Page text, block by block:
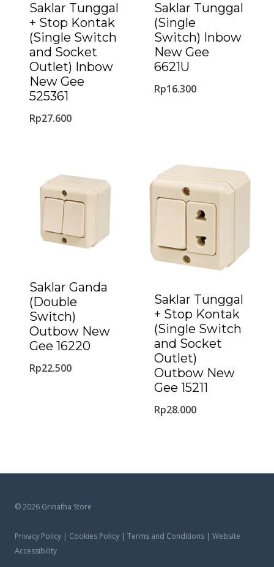
Saklar Tunggal
+ Stop Kontak
(Single Switch
and Socket
Outlet) Inbow
New Gee
525361
Rp27.600
Saklar Tunggal
(Single
Switch) Inbow
New Gee
6621U
Rp16.300
Saklar Ganda
(Double
Switch)
Outbow New
Gee 16220
Rp22.500
Saklar Tunggal
+ Stop Kontak
(Single Switch
and Socket
Outlet)
Outbow New
Gee 15211
Rp28.000
© 2026 Grinatha Store
Privacy Policy | Cookies Policy | Terms and Conditions | Website
Accessibility